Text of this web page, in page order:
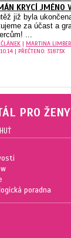
KRYCÍ JMÉNO
již byla
za účast a
...
ČLÁNEK | MARTINA
| PŘEČTENO: 31873X
PRO ŽENY
poradna